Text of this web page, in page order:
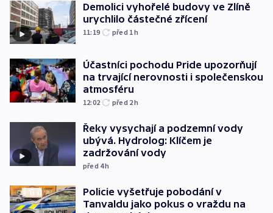
Demolici vyhořelé budovy ve Zlíně
urychlilo částečné zřícení
11:19 před 1h
Účastníci pochodu Pride upozorňují
na trvající nerovnosti i společenskou
atmosféru
12:02 před 2h
Řeky vysychají a podzemní vody
ubývá. Hydrolog: Klíčem je
zadržování vody
před 4h
Policie vyšetřuje pobodání v
Tanvaldu jako pokus o vraždu na